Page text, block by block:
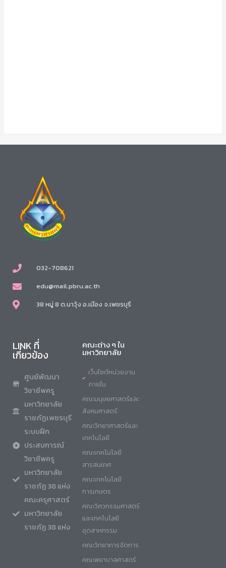
032-708621
edu@mail.pbru.ac.th
38 หมู่ 8 ต.นาวุ้ง อ.เมือง จ.เพชรบุรี
LINK ที่
เกี่ยวข้อง
ศูนย์พัฒนา
วิชาชีพครู
มหาวิทยาลัย
ราชภัฏเพชรบุรี
ระบบฝึก
ประสบการณ์
วิชาชีพครู
มหาวิทยาลัย
ราชภัฏ 38 แห่ง
คณะครุศาสตร์
มหาวิทยาลัย
ราชภัฏ 38 แห่ง
คณะต่าง ๆ ใน
มหาวิทยาลัย
เว็บไซต์หน่วยงาน
ภายใน
คณะมนุษยศาสตร์และ
สังคมศาสตร์
คณะวิทยาศาสตร์และ
เทคโนโลยี
คณะเทคโนโลยี
สารสนเทศ
คณะเทคโนโลยี
การเกษตร
คณะวิศวกรรมศาสตร์
และเทคโนโลยี
อุตสาหกรรม
คณะวิทยาการจัดการ
คณะพยาบาลศาสตร์